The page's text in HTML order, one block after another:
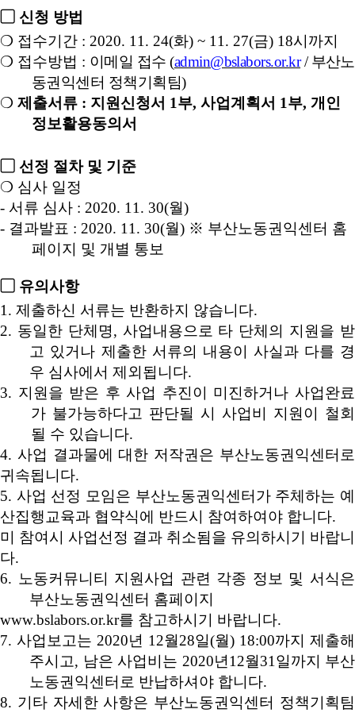
▢ 신청 방법
❍ 접수기간 : 2020. 11. 24(화) ~ 11. 27(금) 18시까지
❍ 접수방법 : 이메일 접수(admin@bslabors.or.kr /부산노
동권익센터 정책기획팀)
❍ 제출서류 : 지원신청서 1부, 사업계획서 1부, 개인
정보활용동의서
▢ 선정 절차 및 기준
❍ 심사 일정
- 서류 심사 : 2020. 11. 30(월)
- 결과발표 : 2020. 11. 30(월) ※ 부산노동권익센터 홈
페이지 및 개별 통보
▢ 유의사항
1. 제출하신 서류는 반환하지 않습니다.
2. 동일한 단체명, 사업내용으로 타 단체의 지원을 받
고 있거나 제출한 서류의 내용이 사실과 다를 경
우 심사에서 제외됩니다.
3. 지원을 받은 후 사업 추진이 미진하거나 사업완료
가 불가능하다고 판단될 시 사업비 지원이 철회
될 수 있습니다.
4. 사업 결과물에 대한 저작권은 부산노동권익센터로
귀속됩니다.
5. 사업 선정 모임은 부산노동권익센터가 주체하는 예
산집행교육과 협약식에 반드시 참여하여야 합니다.
미 참여시 사업선정 결과 취소됨을 유의하시기 바랍니
다.
6. 노동커뮤니티 지원사업 관련 각종 정보 및 서식은
부산노동권익센터 홈페이지
www.bslabors.or.kr를 참고하시기 바랍니다.
7. 사업보고는 2020년 12월28일(월) 18:00까지 제출해
주시고, 남은 사업비는 2020년12월31 일까지 부산
노동권익센터로 반납하셔야 합니다.
8. 기타 자세한 사항은 부산노동권익센터 정책기획팀